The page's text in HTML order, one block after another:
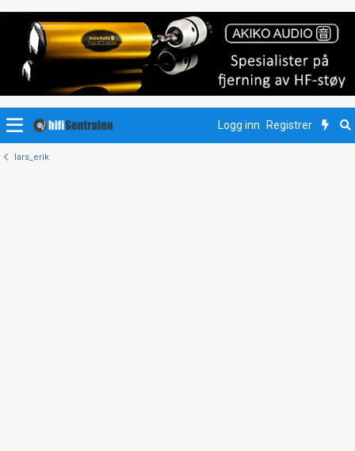
Logg inn Registrer
lars_erik